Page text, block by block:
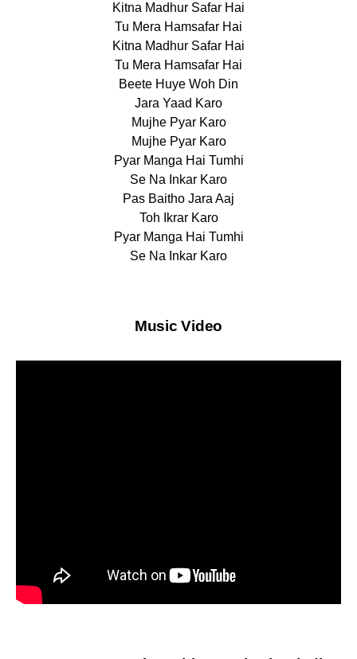
Kitna Madhur Safar Hai
Tu Mera Hamsafar Hai
Kitna Madhur Safar Hai
Tu Mera Hamsafar Hai
Beete Huye Woh Din
Jara Yaad Karo
Mujhe Pyar Karo
Mujhe Pyar Karo
Pyar Manga Hai Tumhi
Se Na Inkar Karo
Pas Baitho Jara Aaj
Toh Ikrar Karo
Pyar Manga Hai Tumhi
Se Na Inkar Karo
Music Video